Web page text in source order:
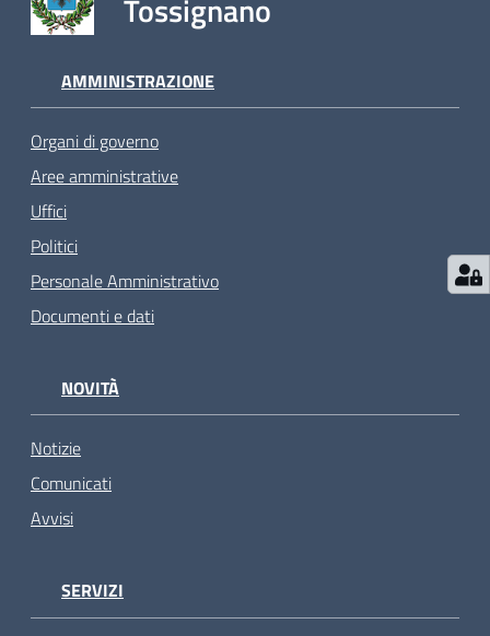
Tossignano
AMMINISTRAZIONE
Organi di governo
Aree amministrative
Uffici
Politici
Personale Amministrativo
Documenti e dati
NOVITÀ
Notizie
Comunicati
Avvisi
SERVIZI